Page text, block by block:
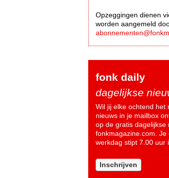
Opzeggingen dienen
worden aangemeld
fonk daily
dagelijkse
Wil jij elke ochtend het
nieuws in je mailbox
op de gratis dagelijkse
fonkmagazine.com.
werkdag stipt 7.00 uur
Inschrijven